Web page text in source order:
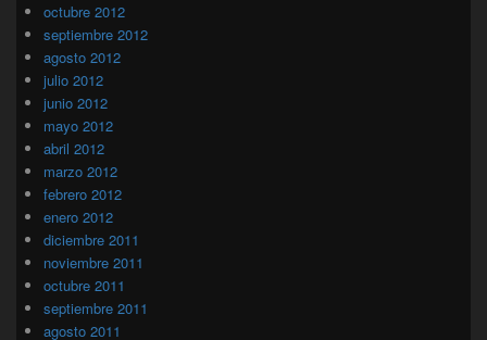
octubre 2012
septiembre 2012
agosto 2012
julio 2012
junio 2012
mayo 2012
abril 2012
marzo 2012
febrero 2012
enero 2012
diciembre 2011
noviembre 2011
octubre 2011
septiembre 2011
agosto 2011